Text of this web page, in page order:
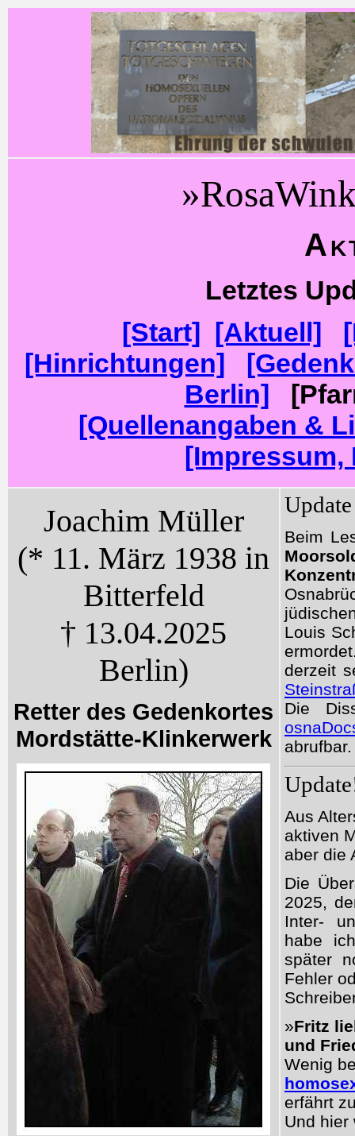
Letztes
[Start] [Aktuell]
[Hinrichtungen]
Berlin]
[Quellenangaben &
[Impressum,
Joachim Müller
(* 11. März 1938 in
Bitterfeld
† 13.04.2025
Berlin)
Retter des Gedenkortes
Mordstätte-Klinkerwerk
Beim
Louis
derzeit
Die
abrufbar.
Aus
aktiven
aber die
Die
2025,
Inter-
habe
später
Fehler
»Fritz
und
Wenig
erfährt
Und hier